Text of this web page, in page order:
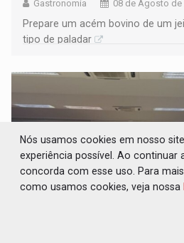
Gastronomia 08 de Agosto de
Prepare um acém bovino de um
tipo de paladar
Nós usamos cookies em nosso
experiência possível. Ao continuar
concorda com esse uso. Para
como usamos cookies, veja nossa